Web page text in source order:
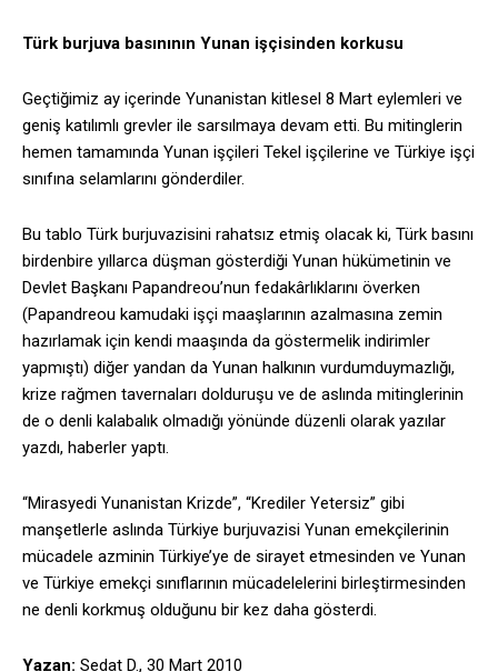
Türk burjuva basınının Yunan işçisinden korkusu
Geçtiğimiz ay içerinde Yunanistan kitlesel 8 Mart eylemleri ve
geniş katılımlı grevler ile sarsılmaya devam etti. Bu mitinglerin
hemen tamamında Yunan işçileri Tekel işçilerine ve Türkiye işçi
sınıfına selamlarını gönderdiler.
Bu tablo Türk burjuvazisini rahatsız etmiş olacak ki, Türk basını
birdenbire yıllarca düşman gösterdiği Yunan hükümetinin ve
Devlet Başkanı Papandreou’nun fedakârlıklarını överken
(Papandreou kamudaki işçi maaşlarının azalmasına zemin
hazırlamak için kendi maaşında da göstermelik indirimler
yapmıştı) diğer yandan da Yunan halkının vurdumduymazlığı,
krize rağmen tavernaları dolduruşu ve de aslında mitinglerinin
de o denli kalabalık olmadığı yönünde düzenli olarak yazılar
yazdı, haberler yaptı.
“Mirasyedi Yunanistan Krizde”, “Krediler Yetersiz” gibi
manşetlerle aslında Türkiye burjuvazisi Yunan emekçilerinin
mücadele azminin Türkiye’ye de sirayet etmesinden ve Yunan
ve Türkiye emekçi sınıflarının mücadelelerini birleştirmesinden
ne denli korkmuş olduğunu bir kez daha gösterdi.
Yazan: Sedat D., 30 Mart 2010